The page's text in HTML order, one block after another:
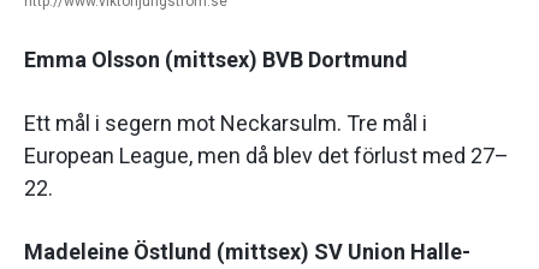
Emma Olsson (mittsex) BVB Dortmund
Ett mål i segern mot Neckarsulm. Tre mål i
European League, men då blev det förlust med 27–
22.
Madeleine Östlund (mittsex) SV Union Halle-